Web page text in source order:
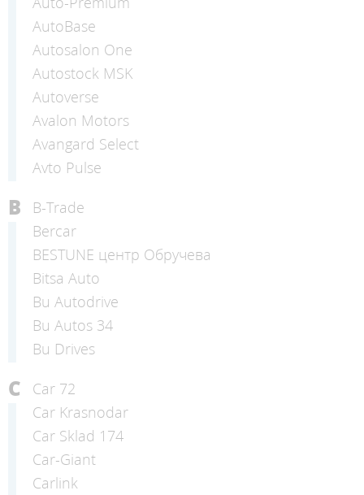
AutoBase
Autosalon One
Autostock MSK
Autoverse
Avalon Motors
Avangard Select
Avto Pulse
B
B-Trade
Bercar
BESTUNE центр Обручева
Bitsa Auto
Bu Autodrive
Bu Autos 34
Bu Drives
C
Car 72
Car Krasnodar
Car Sklad 174
Car-Giant
Carlink